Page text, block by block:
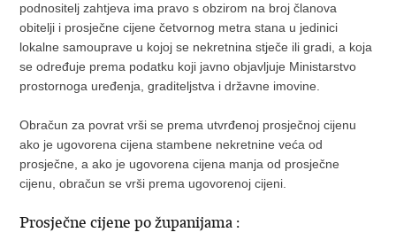
podnositelj zahtjeva ima pravo s obzirom na broj članova
obitelji i prosječne cijene četvornog metra stana u jedinici
lokalne samouprave u kojoj se nekretnina stječe ili gradi, a koja
se određuje prema podatku koji javno objavljuje Ministarstvo
prostornoga uređenja, graditeljstva i državne imovine.
Obračun za povrat vrši se prema utvrđenoj prosječnoj cijenu
ako je ugovorena cijena stambene nekretnine veća od
prosječne, a ako je ugovorena cijena manja od prosječne
cijenu, obračun se vrši prema ugovorenoj cijeni.
Prosječne cijene po županijama :